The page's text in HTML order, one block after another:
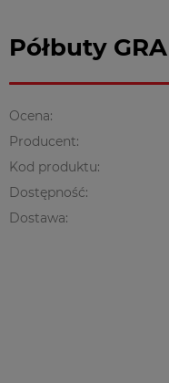
Półbuty
Ocena:
Producent:
Kod produktu:
Dostępność:
Dostawa: